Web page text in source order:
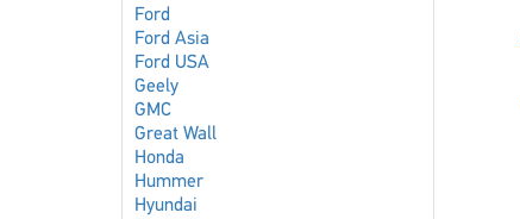
Ford
Ford Asia
Ford USA
Geely
GMC
Great Wall
Honda
Hummer
Hyundai